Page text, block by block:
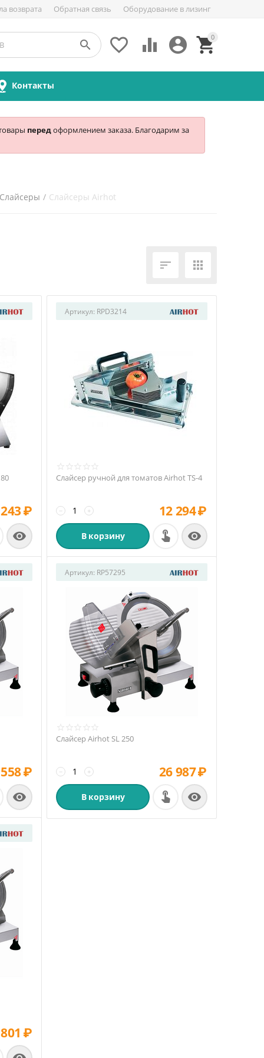
возврата Обратная связь Оборудование в лизинг
0


 

Контакты
передоформлением заказа. Благодарим за
Слайсеры / Слайсеры Airhot
 
₽

Артикул: RPD3214
Слайсер ручной для томатов Airhot TS-4
+
− 12 294₽
В корзину 
₽

Артикул: RP57295
Слайсер Airhot SL 250
+
− 26 987₽
В корзину 
₽